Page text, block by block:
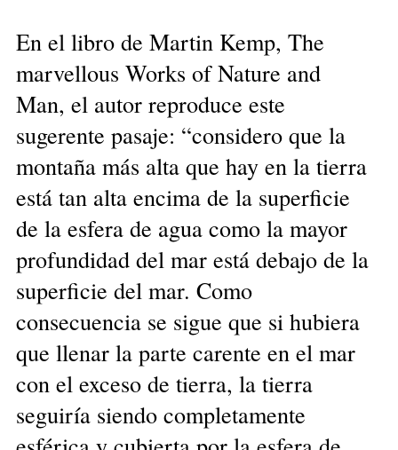
En el libro de Martin Kemp, The
marvellous Works of Nature and
Man, el autor reproduce este
sugerente pasaje: “considero que la
montaña más alta que hay en la tierra
está tan alta encima de la superficie
de la esfera de agua como la mayor
profundidad del mar está debajo de la
superficie del mar. Como
consecuencia se sigue que si hubiera
que llenar la parte carente en el mar
con el exceso de tierra, la tierra
seguiría siendo completamente